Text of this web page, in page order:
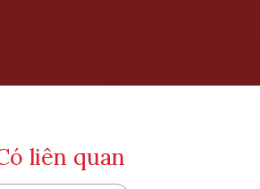
liên quan